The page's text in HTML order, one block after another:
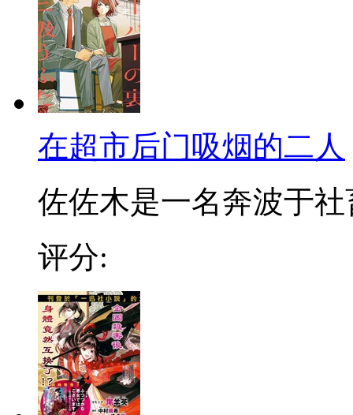
在超市后门吸烟的二人
佐佐木是一名奔波于社
评分: